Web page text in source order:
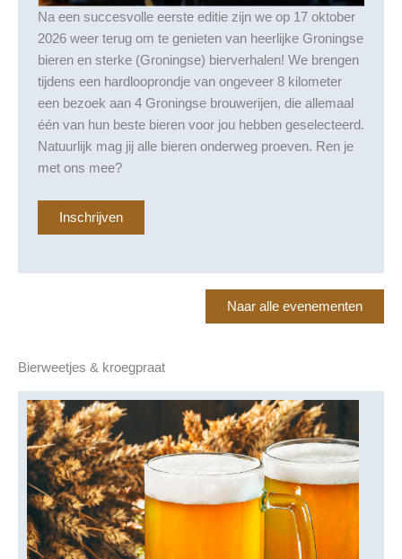
Na een succesvolle eerste editie zijn we op 17 oktober
2026 weer terug om te genieten van heerlijke Groningse
bieren en sterke (Groningse) bierverhalen! We brengen
tijdens een hardlooprondje van ongeveer 8 kilometer
een bezoek aan 4 Groningse brouwerijen, die allemaal
één van hun beste bieren voor jou hebben geselecteerd.
Natuurlijk mag jij alle bieren onderweg proeven. Ren je
met ons mee?
Inschrijven
Naar alle evenementen
Bierweetjes & kroegpraat